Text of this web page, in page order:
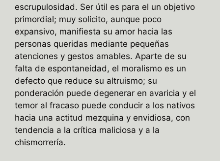
escrupulosidad. Ser útil es para el un objetivo
primordial; muy solicito, aunque poco
expansivo, manifiesta su amor hacia las
personas queridas mediante pequeñas
atenciones y gestos amables. Aparte de su
falta de espontaneidad, el moralismo es un
defecto que reduce su altruismo; su
ponderación puede degenerar en avaricia y el
temor al fracaso puede conducir a los nativos
hacia una actitud mezquina y envidiosa, con
tendencia a la crítica maliciosa y a la
chismorrería.